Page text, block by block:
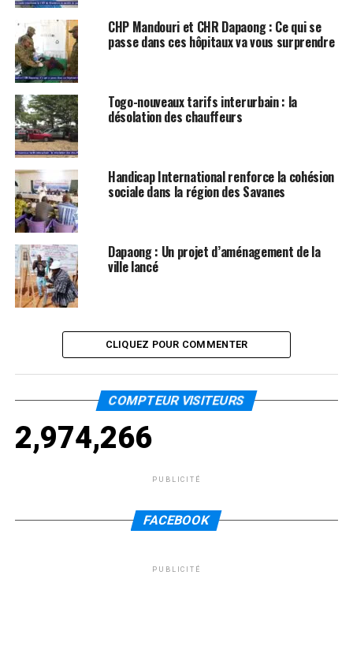
CHP Mandouri et CHR Dapaong : Ce qui se
passe dans ces hôpitaux va vous surprendre
Togo-nouveaux tarifs interurbain : la
désolation des chauffeurs
Handicap International renforce la cohésion
sociale dans la région des Savanes
Dapaong : Un projet d’aménagement de la
ville lancé
CLIQUEZ POUR COMMENTER
COMPTEUR VISITEURS
2,974,266
PUBLICITÉ
FACEBOOK
PUBLICITÉ